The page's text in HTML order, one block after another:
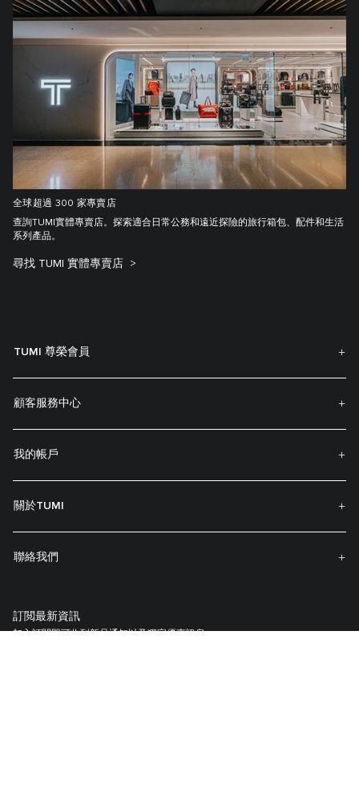
全球超過 300 家專賣店
查詢TUMI實體專賣店。探索適合日常公務和遠近探險的旅行箱包、配件和生活
系列產品。
尋找 TUMI 實體專賣店
TUMI 尊榮會員
顧客服務中心
我的帳戶
關於TUMI
聯絡我們
訂閲最新資訊
加入訂閱即可收到新品通知以及獨家優惠訊息。